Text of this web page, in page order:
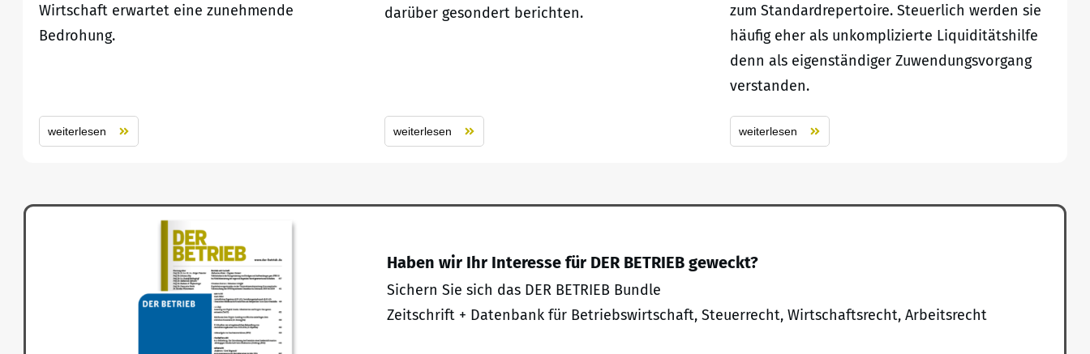
Wirtschaft erwartet eine zunehmende
Bedrohung.
weiterlesen
darüber gesondert berichten.
weiterlesen
zum Standardrepertoire. Steuerlich werden sie
häufig eher als unkomplizierte Liquiditätshilfe
denn als eigenständiger Zuwendungsvorgang
verstanden.
weiterlesen
Haben wir Ihr Interesse für DER BETRIEB geweckt?
Sichern Sie sich das DER BETRIEB Bundle
Zeitschrift + Datenbank für Betriebswirtschaft, Steuerrecht, Wirtschaftsrecht, Arbeitsrecht